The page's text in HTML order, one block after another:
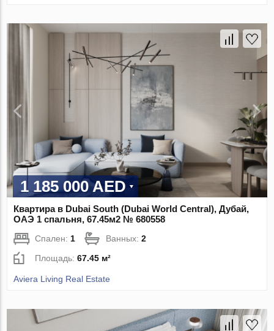
1 185 000 AED
Квартира в Dubai South (Dubai World Central), Дубай,
ОАЭ 1 спальня, 67.45м2 № 680558
Спален: 1 Ванных:2
Площадь:67.45 м²
Aviera Living Real Estate